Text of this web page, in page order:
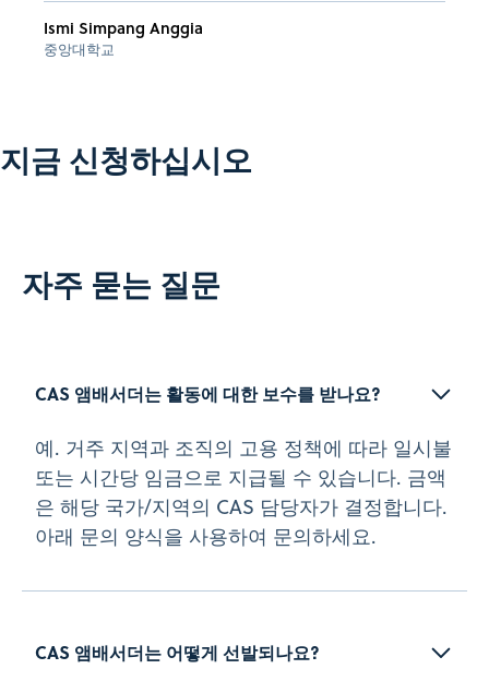
Ismi Simpang Anggia
중앙대학교
지금 신청하십시오
자주 묻는 질문
CAS 앰배서더는 활동에 대한 보수를 받나요?
예. 거주 지역과 조직의 고용 정책에 따라 일시불
또는 시간당 임금으로 지급될 수 있습니다. 금액
은 해당 국가/지역의 CAS 담당자가 결정합니다.
아래 문의 양식을 사용하여 문의하세요.
CAS 앰배서더는 어떻게 선발되나요?